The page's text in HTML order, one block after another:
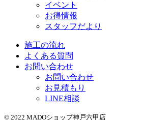
イベント
お得情報
スタッフだより
施工の流れ
よくある質問
お問い合わせ
お問い合わせ
お見積もり
LINE相談
© 2022 MADOショップ神戸六甲店